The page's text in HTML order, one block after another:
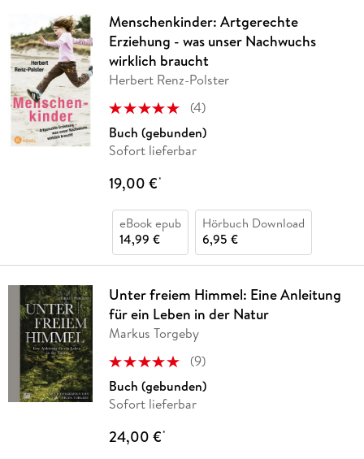
Menschenkinder: Artgerechte
Erziehung - was unser Nachwuchs
wirklich braucht
Herbert Renz-Polster
(4)
Buch (gebunden)
Sofort lieferbar
19,00 €*
eBook epub
14,99 €
Hörbuch Download
6,95 €
Unter freiem Himmel: Eine Anleitung
für ein Leben in der Natur
Markus Torgeby
(9)
Buch (gebunden)
Sofort lieferbar
24,00 €*